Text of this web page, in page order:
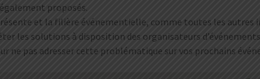
proposés.
et la filière événementielle, comme toutes les
les solutions à disposition des organisateurs
ne pas adresser cette problématique sur vos prochains